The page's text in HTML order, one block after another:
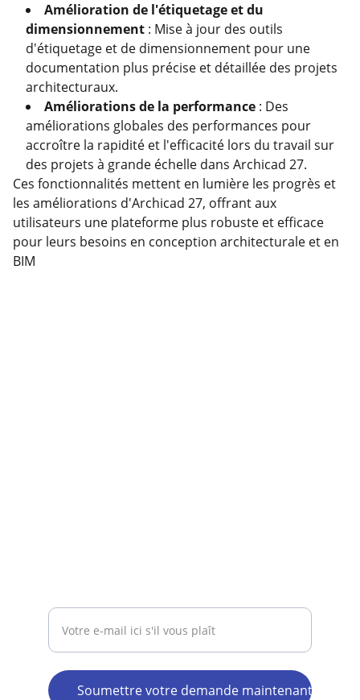
Amélioration de l'étiquetage et du
dimensionnement : Mise à jour des outils
d'étiquetage et de dimensionnement pour une
documentation plus précise et détaillée des projets
architecturaux.
Améliorations de la performance : Des
améliorations globales des performances pour
accroître la rapidité et l'efficacité lors du travail sur
des projets à grande échelle dans Archicad 27.
Ces fonctionnalités mettent en lumière les progrès et
les améliorations d'Archicad 27, offrant aux
utilisateurs une plateforme plus robuste et efficace
pour leurs besoins en conception architecturale et en
BIM
Soumettre votre demande maintenant